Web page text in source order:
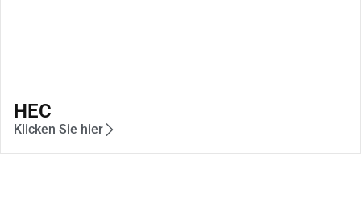
HEC
Klicken Sie hier